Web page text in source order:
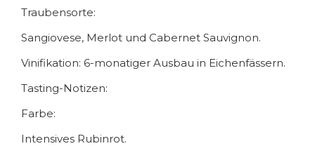
Traubensorte:
Sangiovese, Merlot und Cabernet Sauvignon.
Vinifikation: 6-monatiger Ausbau in Eichenfässern.
Tasting-Notizen:
Farbe:
Intensives Rubinrot.